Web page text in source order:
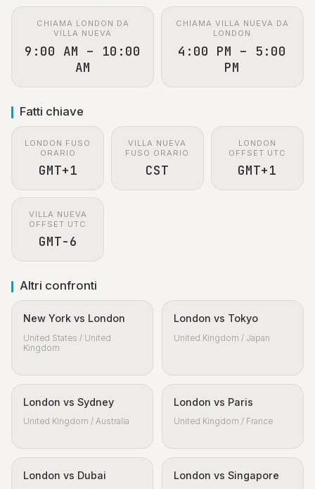
CHIAMA LONDON DA
VILLA NUEVA
9:00 AM – 10:00
AM
CHIAMA VILLA NUEVA DA
LONDON
4:00 PM – 5:00
PM
Fatti chiave
LONDON FUSO
ORARIO
GMT+1
VILLA NUEVA
FUSO ORARIO
CST
LONDON
OFFSET UTC
GMT+1
VILLA NUEVA
OFFSET UTC
GMT-6
Altri confronti
New York vs London
United States / United
Kingdom
London vs Tokyo
United Kingdom / Japan
London vs Sydney
United Kingdom / Australia
London vs Paris
United Kingdom / France
London vs Dubai London vs Singapore